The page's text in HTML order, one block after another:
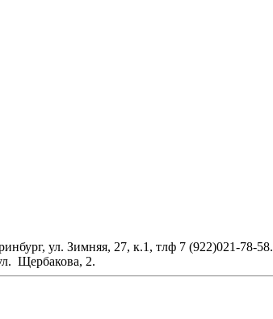
ул. Зимняя, 27, к.1, тлф 7 (922)021-78-58.
Щербакова, 2.